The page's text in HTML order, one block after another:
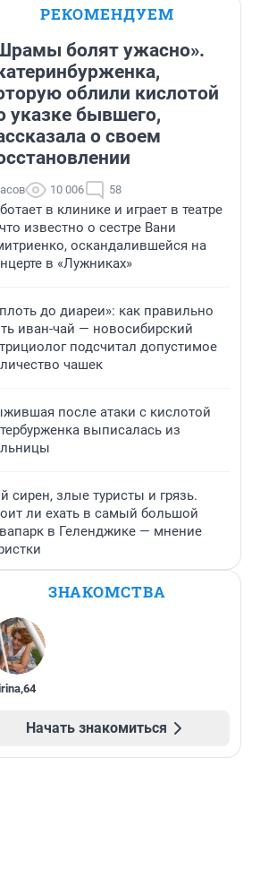
РЕКОМЕНДУЕМ
болят ужасно».
облили кислотой
указке бывшего,
о своем
10 006 58
в клинике и играет в театре
известно о сестре Вани
оскандалившейся на
в «Лужниках»
до диареи»: как правильно
иван-чай — новосибирский
подсчитал допустимое
чашек
после атаки с кислотой
выписалась из
сирен, злые туристы и грязь.
ли ехать в самый большой
в Геленджике — мнение
ЗНАКОМСТВА
,64
Начать знакомиться